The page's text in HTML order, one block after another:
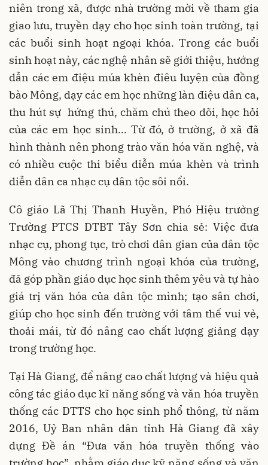
niên trong xã, được nhà trường mời về tham gia
giao lưu, truyền dạy cho học sinh toàn trường, tại
các buổi sinh hoạt ngoại khóa. Trong các buổi
sinh hoạt này, các nghệ nhân sẽ giới thiệu, hướng
dẫn các em điệu múa khèn điêu luyện của đồng
bào Mông, dạy các em học những làn điệu dân ca,
thu hút sự hứng thú, chăm chú theo dõi, học hỏi
của các em học sinh... Từ đó, ở trường, ở xã đã
hình thành nên phong trào văn hóa văn nghệ, và
có nhiều cuộc thi biểu diễn múa khèn và trình
diễn dân ca nhạc cụ dân tộc sôi nổi.
Cô giáo Lã Thị Thanh Huyền, Phó Hiệu trưởng
Trường PTCS DTBT Tây Sơn chia sẻ: Việc đưa
nhạc cụ, phong tục, trò chơi dân gian của dân tộc
Mông vào chương trình ngoại khóa của trường,
đã góp phần giáo dục học sinh thêm yêu và tự hào
giá trị văn hóa của dân tộc mình; tạo sân chơi,
giúp cho học sinh đến trường với tâm thế vui vẻ,
thoải mái, từ đó nâng cao chất lượng giảng dạy
trong trường học.
Tại Hà Giang, để nâng cao chất lượng và hiệu quả
công tác giáo dục kĩ năng sống và văn hóa truyền
thống các DTTS cho học sinh phổ thông, từ năm
2016, Uỷ Ban nhân dân tỉnh Hà Giang đã xây
dựng Đề án “Đưa văn hóa truyền thống vào